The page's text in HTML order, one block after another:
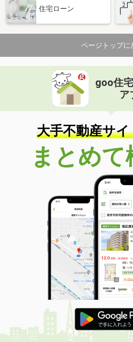
住宅ローン
ページトップに
goo住
ア
大手不動産サイ
まとめて